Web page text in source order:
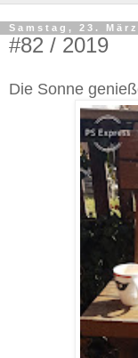
Samstag, 23. März
#82 / 2019
Die Sonne